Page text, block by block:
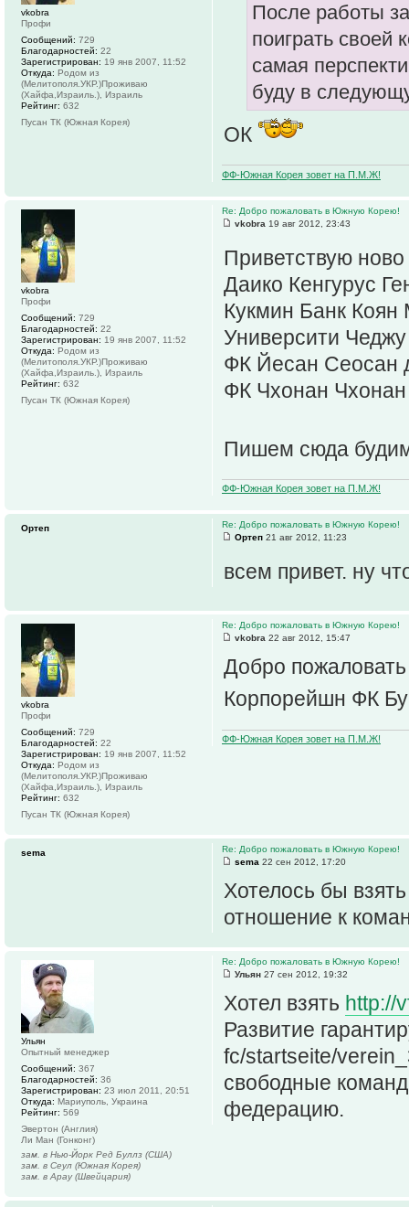
После работы
поиграть своей
самая
буду в
ОК
ФФ-Южная Корея зовет на П.М.Ж!
vkobra
Профи
Сообщений: 729
Благодарностей: 22
Зарегистрирован: 19 янв 2007, 11:52
Откуда: Родом из
(Мелитополя.УКР.)Проживаю
(Хайфа,Израиль.), Израиль
Рейтинг: 632
Пусан ТК (Южная Корея)
Re: Добро пожаловать в Южную Корею!
vkobra 19 авг 2012, 23:43
Приветствую
Даико Кенгурус
Кукмин Банк
Университи
ФК Йесан Сеосан
ФК Чхонан
Пишем сюда
ФФ-Южная Корея зовет на П.М.Ж!
vkobra
Профи
Сообщений: 729
Благодарностей: 22
Зарегистрирован: 19 янв 2007, 11:52
Откуда: Родом из
(Мелитополя.УКР.)Проживаю
(Хайфа,Израиль.), Израиль
Рейтинг: 632
Пусан ТК (Южная Корея)
Re: Добро пожаловать в Южную Корею!
Ортеп 21 авг 2012, 11:23
всем привет. ну
Ортеп
Re: Добро пожаловать в Южную Корею!
vkobra 22 авг 2012, 15:47
Добро
Корпорейшн ФК
ФФ-Южная Корея зовет на П.М.Ж!
vkobra
Профи
Сообщений: 729
Благодарностей: 22
Зарегистрирован: 19 янв 2007, 11:52
Откуда: Родом из
(Мелитополя.УКР.)Проживаю
(Хайфа,Израиль.), Израиль
Рейтинг: 632
Пусан ТК (Южная Корея)
Re: Добро пожаловать в Южную Корею!
sema 22 сен 2012, 17:20
Хотелось бы
отношение к
sema
Re: Добро пожаловать в Южную Корею!
Ульян 27 сен 2012, 19:32
Хотел взять http://
Развитие
fc/startseite/
свободные
федерацию.
Ульян
Опытный менеджер
Сообщений: 367
Благодарностей: 36
Зарегистрирован: 23 июл 2011, 20:51
Откуда: Мариуполь, Украина
Рейтинг: 569
Эвертон (Англия)
Ли Ман (Гонконг)
зам. в Нью-Йорк Ред Буллз (США)
зам. в Сеул (Южная Корея)
зам. в Арау (Швейцария)